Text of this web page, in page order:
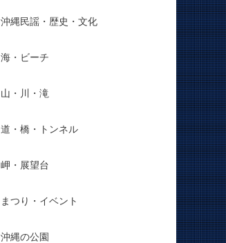
沖縄民謡・歴史・文化
海・ビーチ
山・川・滝
道・橋・トンネル
岬・展望台
まつり・イベント
沖縄の公園